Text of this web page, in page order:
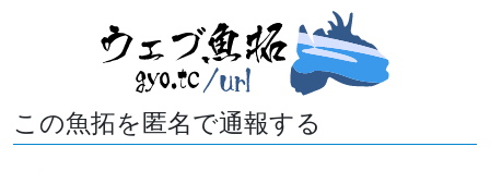
この魚拓を匿名で通報する